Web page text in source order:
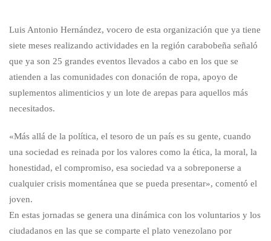
Luis Antonio Hernández, vocero de esta organización que ya tiene
siete meses realizando actividades en la región carabobeña señaló
que ya son 25 grandes eventos llevados a cabo en los que se
atienden a las comunidades con donación de ropa, apoyo de
suplementos alimenticios y un lote de arepas para aquellos más
necesitados.
«Más allá de la política, el tesoro de un país es su gente, cuando
una sociedad es reinada por los valores como la ética, la moral, la
honestidad, el compromiso, esa sociedad va a sobreponerse a
cualquier crisis momentánea que se pueda presentar», comentó el
joven.
En estas jornadas se genera una dinámica con los voluntarios y los
ciudadanos en las que se comparte el plato venezolano por